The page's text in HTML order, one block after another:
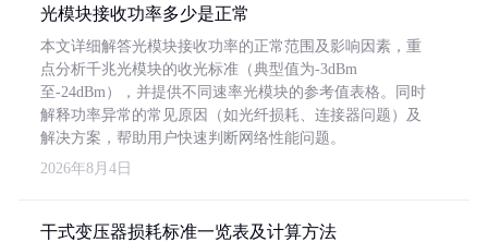
光模块接收功率多少是正常
本文详细解答光模块接收功率的正常范围及影响因素，重
点分析千兆光模块的收光标准（典型值为-3dBm
至-24dBm），并提供不同速率光模块的参考值表格。同时
解释功率异常的常见原因（如光纤损耗、连接器问题）及
解决方案，帮助用户快速判断网络性能问题。
2026年8月4日
干式变压器损耗标准一览表及计算方法